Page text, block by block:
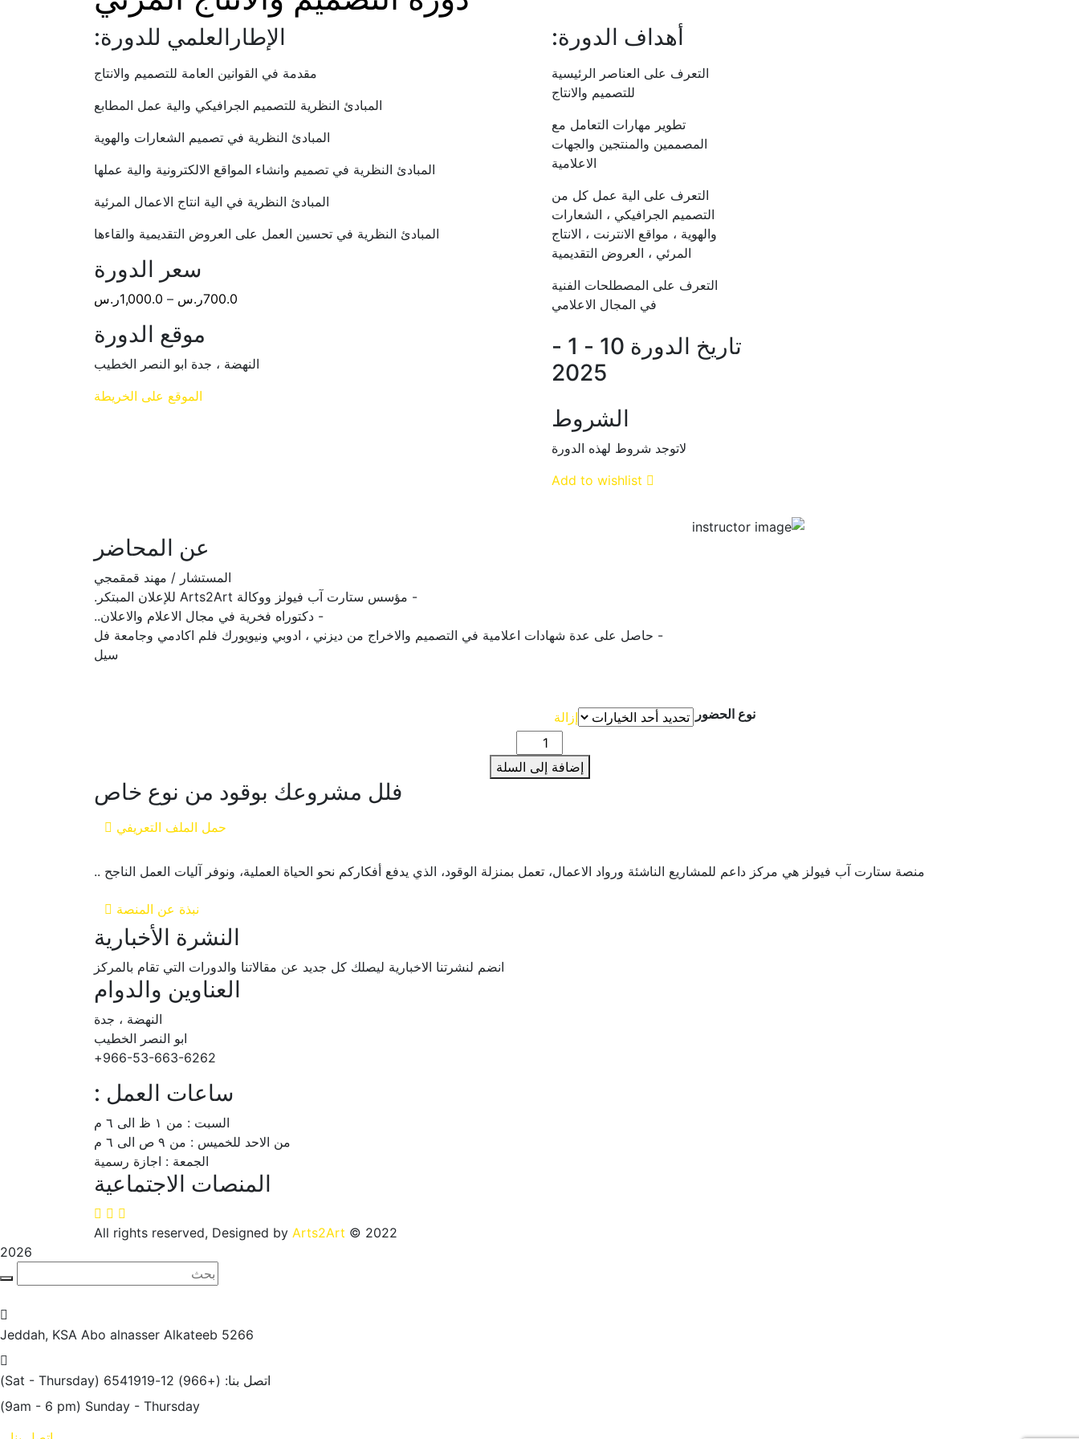
أهداف الدورة:
التعرف على العناصر الرئيسية
للتصميم والانتاج
تطوير مهارات التعامل مع
المصممين والمنتجين والجهات
الاعلامية
التعرف على الية عمل كل من
التصميم الجرافيكي ، الشعارات
والهوية ، مواقع الانترنت ، الانتاج
المرئي ، العروض التقديمية
التعرف على المصطلحات الفنية
في المجال الاعلامي
تاريخ الدورة 10 - 1 -
2025
الشروط
لاتوجد شروط لهذه الدورة
Add to wishlist
الإطارالعلمي للدورة:
مقدمة في القوانين العامة للتصميم والانتاج
المبادئ النظرية للتصميم الجرافيكي والية عمل المطابع
المبادئ النظرية في تصميم الشعارات والهوية
المبادئ النظرية في تصميم وانشاء المواقع الالكترونية والية عملها
المبادئ النظرية في الية انتاج الاعمال المرئية
المبادئ النظرية في تحسين العمل على العروض التقديمية والقاءها
سعر الدورة
700.0ر.س –
1,000.0ر.س
موقع الدورة
النهضة ، جدة ابو النصر الخطيب
الموقع على الخريطة
عن المحاضر
المستشار / مهند قمقمجي
- مؤسس ستارت آب فيولز ووكالة Arts2Art للإعلان المبتكر.
- دكتوراه فخرية في مجال الاعلام والاعلان..
- حاصل على عدة شهادات اعلامية في التصميم والاخراج من ديزني ، ادوبي ونيويورك فلم اكادمي وجامعة فل
سيل
نوع الحضور
إزالة
كمية
دورة
التصميم
إضافة إلى السلة
فلل مشروعك بوقود من نوع خاص
حمل الملف التعريفي
منصة ستارت آب فيولز هي مركز داعم للمشاريع الناشئة ورواد الاعمال، تعمل بمنزلة الوقود، الذي يدفع أفكاركم نحو الحياة العملية، ونوفر آليات العمل الناجح ..
نبذة عن المنصة
النشرة الأخبارية
انضم لنشرتنا الاخبارية ليصلك كل جديد عن مقالاتنا والدورات التي تقام بالمركز
العناوين والدوام
النهضة ، جدة
ابو النصر الخطيب
966-53-663-6262+
ساعات العمل :
السبت : من ١ ظ الى ٦ م
من الاحد للخميس : من ٩ ص الى ٦ م
الجمعة : اجازة رسمية
المنصات الاجتماعية
2022
© All rights reserved, Designed by
Arts2Art
2026
5266 Abo alnasser Alkateeb
Jeddah, KSA
اتصل بنا: (+966) 12-6541919
(Sat - Thursday)
Sunday - Thursday
(9am - 6 pm)